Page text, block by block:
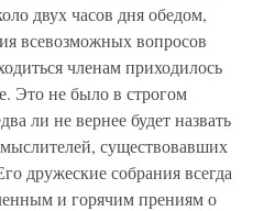
двух часов дня обедом,
всевозможных вопросов
членам приходилось
Это не было в строгом
ли не вернее будет назвать
существовавших
дружеские собрания всегда
и горячим прениям о